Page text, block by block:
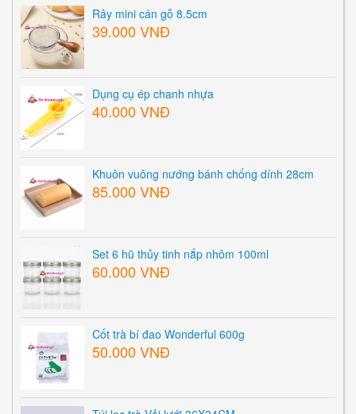
Rây mini cán gỗ 8.5cm
39.000 VNĐ
Dụng cụ ép chanh nhựa
40.000 VNĐ
Khuôn vuông nướng bánh chống dính 28cm
85.000 VNĐ
Set 6 hũ thủy tinh nắp nhôm 100ml
60.000 VNĐ
Cốt trà bí đao Wonderful 600g
50.000 VNĐ